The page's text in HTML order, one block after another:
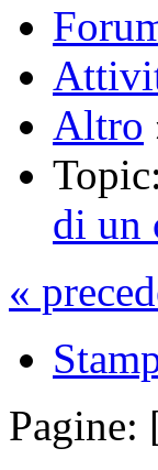
Altro
Topic:
di un
«
Pagine: